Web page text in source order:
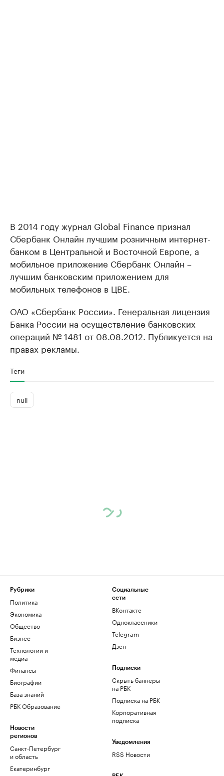
В 2014 году журнал Global Finance признал
Сбербанк Онлайн лучшим розничным интернет-
банком в Центральной и Восточной Европе, а
мобильное приложение Сбербанк Онлайн –
лучшим банковским приложением для
мобильных телефонов в ЦВЕ.
ОАО «Сбербанк России». Генеральная лицензия
Банка России на осуществление банковских
операций № 1481 от 08.08.2012. Публикуется на
правах рекламы.
Теги
null
Рубрики
Политика
Экономика
Общество
Бизнес
Технологии и
медиа
Финансы
Биографии
База знаний
РБК Образование
Новости
регионов
Санкт-Петербург
и область
Екатеринбург
Социальные
сети
ВКонтакте
Одноклассники
Telegram
Дзен
Подписки
Скрыть баннеры
на РБК
Подписка на РБК
Корпоративная
подписка
Уведомления
RSS Новости